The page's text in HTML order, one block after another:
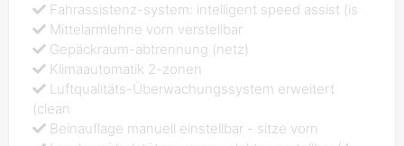
Fahrassistenz-system: intelligent speed assist (is
Mittelarmlehne vorn verstellbar
Gepäckraum-abtrennung (netz)
Klimaautomatik 2-zonen
Luftqualitäts-Überwachungssystem erweitert
(clean
Beinauflage manuell einstellbar - sitze vorn